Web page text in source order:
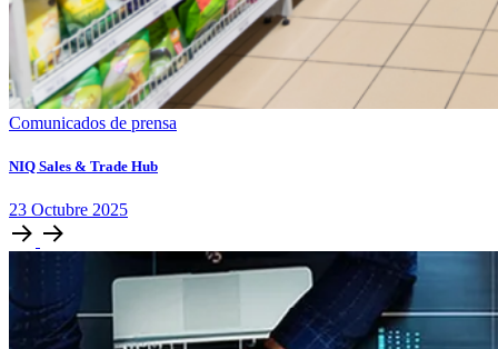
Comunicados de prensa
NIQ Sales & Trade Hub
23 Octubre 2025